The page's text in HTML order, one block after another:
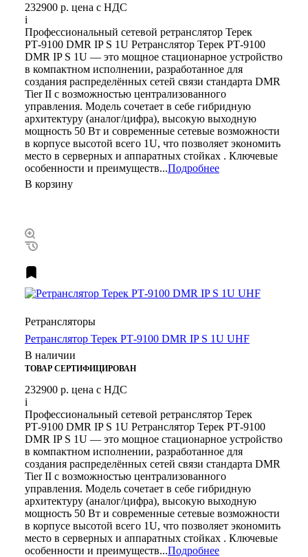
232900 р. цена с НДС
i
Профессиональный сетевой ретранслятор Терек
РТ-9100 DMR IP S 1U Ретранслятор Терек РТ-9100
DMR IP S 1U — это мощное стационарное устройство
в компактном исполнении, разработанное для
создания распределённых сетей связи стандарта DMR
Tier II с возможностью централизованного
управления. Модель сочетает в себе гибридную
архитектуру (аналог/цифра), высокую выходную
мощность 50 Вт и современные сетевые возможности
в корпусе высотой всего 1U, что позволяет экономить
место в серверных и аппаратных стойках . Ключевые
особенности и преимуществ...Подробнее
В корзину
Ретрансляторы
Ретранслятор Терек РТ-9100 DMR IP S 1U UHF
В наличии
ТОВАР СЕРТИФИЦИРОВАН
232900 р. цена с НДС
i
Профессиональный сетевой ретранслятор Терек
РТ-9100 DMR IP S 1U Ретранслятор Терек РТ-9100
DMR IP S 1U — это мощное стационарное устройство
в компактном исполнении, разработанное для
создания распределённых сетей связи стандарта DMR
Tier II с возможностью централизованного
управления. Модель сочетает в себе гибридную
архитектуру (аналог/цифра), высокую выходную
мощность 50 Вт и современные сетевые возможности
в корпусе высотой всего 1U, что позволяет экономить
место в серверных и аппаратных стойках . Ключевые
особенности и преимуществ...Подробнее